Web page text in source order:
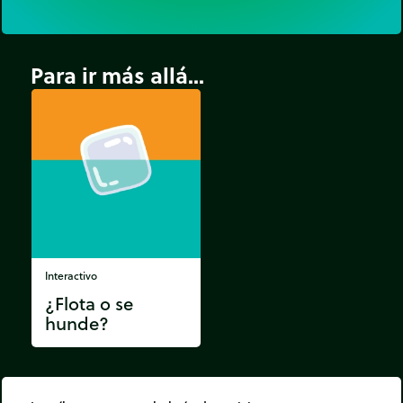
Para ir más allá...
Interactivo
¿Flota o se
hunde?